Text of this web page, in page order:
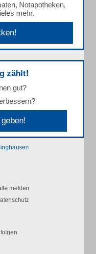
Notapotheken,
mehr.
zählt!
gut?
melden